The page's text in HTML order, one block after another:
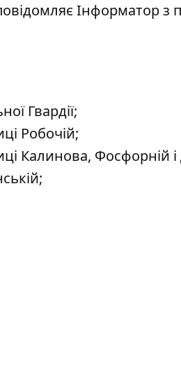
Інформаторз
Гвардії;
Робочій;
Калинова, Фосфорній